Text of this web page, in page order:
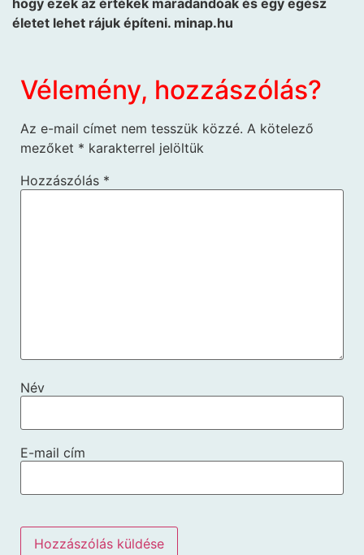
életet lehet rájuk építeni. minap.hu
Vélemény, hozzászólás?
Az e-mail címet nem tesszük közzé. A kötelező
mezőket * karakterrel jelöltük
Hozzászólás *
Név
E-mail cím